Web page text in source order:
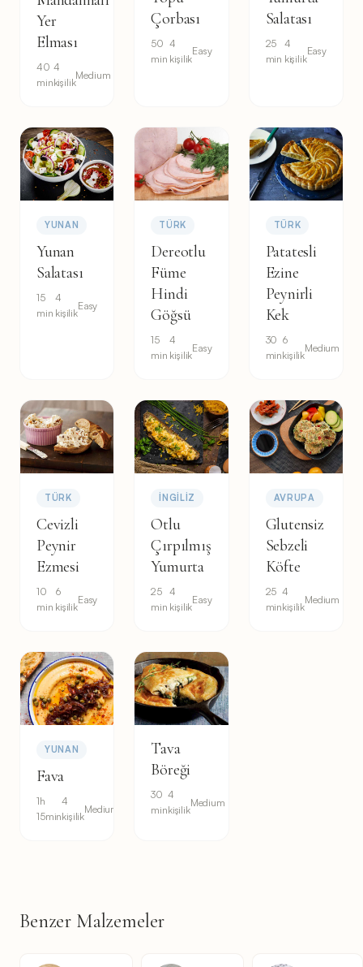
Yer
Elması
40
min
4
kişilik
Medium
Çorbası
50
min
4
kişilik
Easy
Salatası
25
min
4
kişilik
Easy
YUNAN
Yunan
Salatası
15
min
4
kişilik
Easy
TÜRK
Dereotlu
Füme
Hindi
Göğsü
15
min
4
kişilik
Easy
TÜRK
Patatesli
Ezine
Peynirli
Kek
30
min
6
kişilik
Medium
TÜRK
Cevizli
Peynir
Ezmesi
10
min
6
kişilik
Easy
İNGILIZ
Otlu
Çırpılmış
Yumurta
25
min
4
kişilik
Easy
AVRUPA
Glutensiz
Sebzeli
Köfte
25
min
4
kişilik
Medium
YUNAN
Fava
1h
15min
4
kişilik
Medium
Tava
Böreği
30
min
4
kişilik
Medium
Benzer Malzemeler